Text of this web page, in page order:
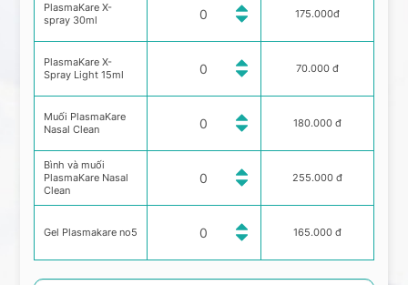
PlasmaKare X-
spray 30ml
PlasmaKare X-
Spray Light 15ml
Muối PlasmaKare
Nasal Clean
Bình và muối
PlasmaKare Nasal
Clean
Gel Plasmakare no5
175.000đ
70.000 đ
180.000 đ
255.000 đ
165.000 đ